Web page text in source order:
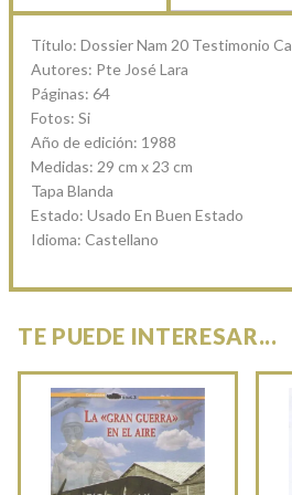
Título: Dossier Nam 20 Testimonio
Autores: Pte José Lara
Páginas: 64
Fotos: Si
Año de edición: 1988
Medidas: 29 cm x 23 cm
Tapa Blanda
Estado: Usado En Buen Estado
Idioma: Castellano
TE PUEDE INTERESAR...